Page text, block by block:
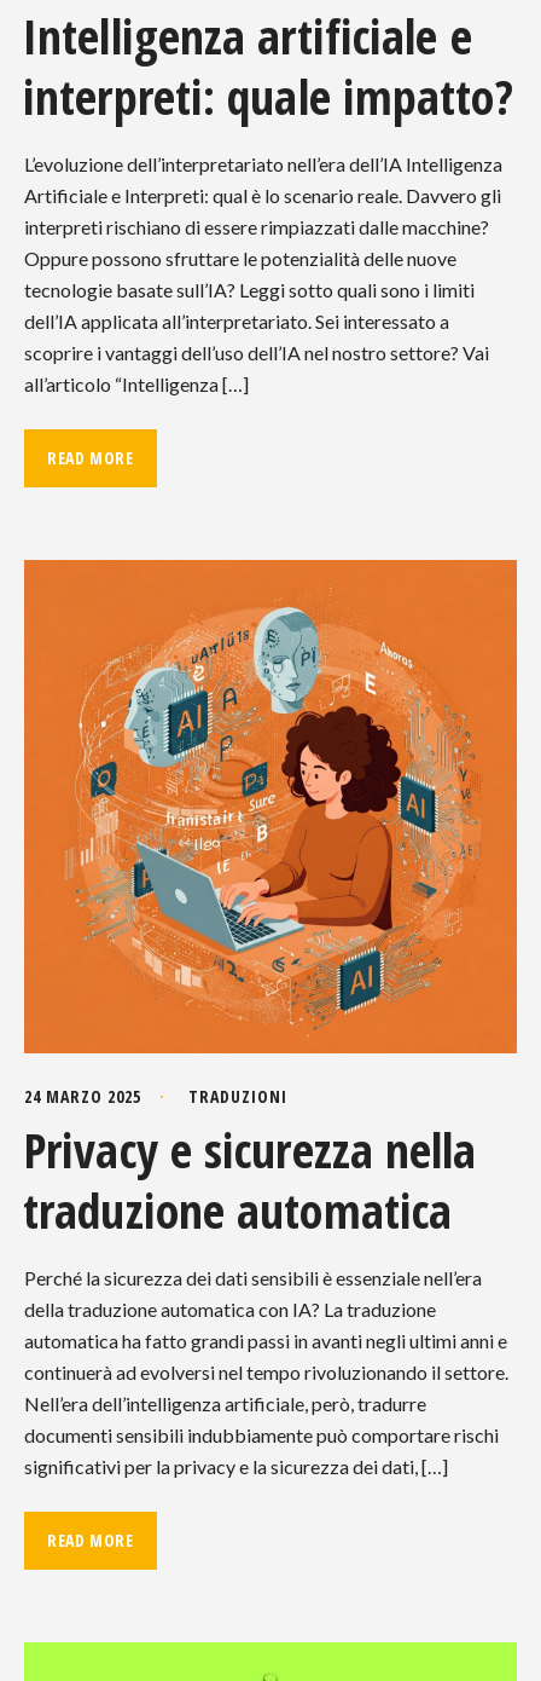
Intelligenza artificiale e
interpreti: quale impatto?
L’evoluzione dell’interpretariato nell’era dell’IA Intelligenza
Artificiale e Interpreti: qual è lo scenario reale. Davvero gli
interpreti rischiano di essere rimpiazzati dalle macchine?
Oppure possono sfruttare le potenzialità delle nuove
tecnologie basate sull’IA? Leggi sotto quali sono i limiti
dell’IA applicata all’interpretariato. Sei interessato a
scoprire i vantaggi dell’uso dell’IA nel nostro settore? Vai
all’articolo “Intelligenza […]
READ MORE
24 MARZO 2025 TRADUZIONI
Privacy e sicurezza nella
traduzione automatica
Perché la sicurezza dei dati sensibili è essenziale nell’era
della traduzione automatica con IA? La traduzione
automatica ha fatto grandi passi in avanti negli ultimi anni e
continuerà ad evolversi nel tempo rivoluzionando il settore.
Nell’era dell’intelligenza artificiale, però, tradurre
documenti sensibili indubbiamente può comportare rischi
significativi per la privacy e la sicurezza dei dati, […]
READ MORE